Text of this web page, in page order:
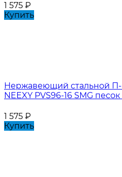
1 575 ₽
Купить
Нержавеющий стальной П-
NEEXY PVS96-16 SMG
1 575 ₽
Купить